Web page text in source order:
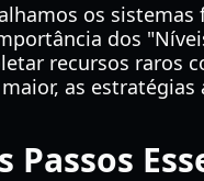
os
dos
recursos raros
as
Passos